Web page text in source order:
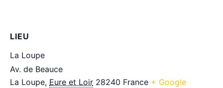
LIEU
La Loupe
Av. de Beauce
La Loupe, Eure et Loir 28240 France + Google